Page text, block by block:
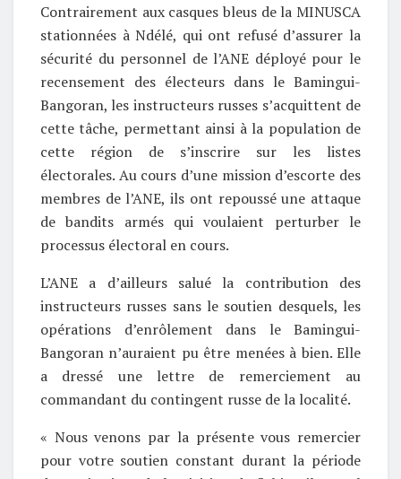
Contrairement aux casques bleus de la MINUSCA
stationnées à Ndélé, qui ont refusé d’assurer la
sécurité du personnel de l’ANE déployé pour le
recensement des électeurs dans le Bamingui-
Bangoran, les instructeurs russes s’acquittent de
cette tâche, permettant ainsi à la population de
cette région de s’inscrire sur les listes
électorales. Au cours d’une mission d’escorte des
membres de l’ANE, ils ont repoussé une attaque
de bandits armés qui voulaient perturber le
processus électoral en cours.
L’ANE a d’ailleurs salué la contribution des
instructeurs russes sans le soutien desquels, les
opérations d’enrôlement dans le Bamingui-
Bangoran n’auraient pu être menées à bien. Elle
a dressé une lettre de remerciement au
commandant du contingent russe de la localité.
« Nous venons par la présente vous remercier
pour votre soutien constant durant la période